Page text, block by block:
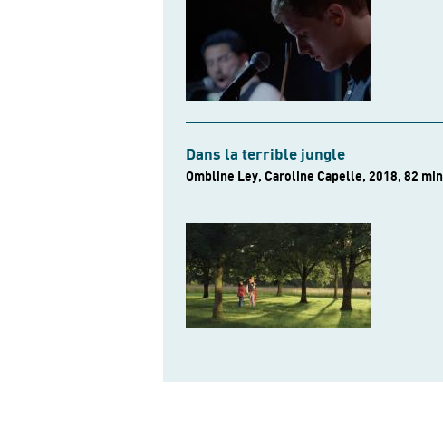
Dans la terrible jungle
Ombline Ley, Caroline Capelle, 2018, 82 min